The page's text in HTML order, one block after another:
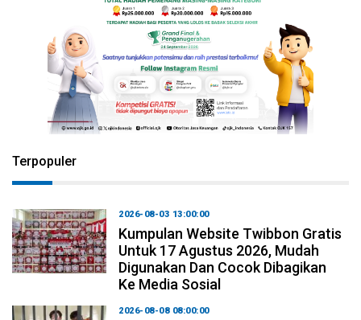
Terpopuler
2026-08-03 13:00:00
Kumpulan Website Twibbon Gratis
Untuk 17 Agustus 2026, Mudah
Digunakan Dan Cocok Dibagikan
Ke Media Sosial
2026-08-08 08:00:00